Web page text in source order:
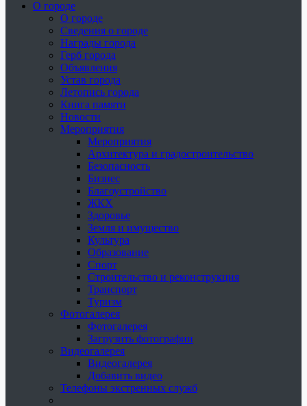
О городе
О городе
Сведения о городе
Награды города
Герб города
Объявления
Устав города
Летопись города
Книга памяти
Новости
Мероприятия
Мероприятия
Архитектура и градостроительство
Безопасность
Бизнес
Благоустройство
ЖКХ
Здоровье
Земля и имущество
Культура
Образование
Спорт
Строительство и реконструкция
Транспорт
Туризм
Фотогалерея
Фотогалерея
Загрузить фотографии
Видеогалерея
Видеогалерея
Добавить видео
Телефоны экстренных служб